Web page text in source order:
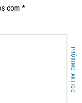
com *
PRÓXIMO ARTIGO